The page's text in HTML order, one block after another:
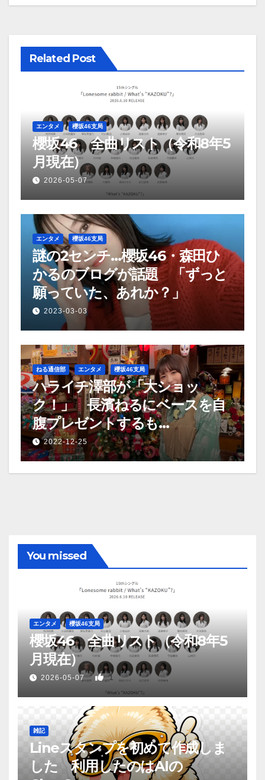
ー
シ
ン
Related Post
エンタメ 櫻坂46支局
櫻坂46 全曲リスト（令和8年5
月現在）
2026-05-07
エンタメ 櫻坂46支局
謎の2センチ…櫻坂46・森田ひ
かるのブログが話題 「ずっと
願っていた、あれか？」
2023-03-03
ねる通信部 エンタメ 櫻坂46支局
ハライチ澤部が「大ショッ
ク！」 長濱ねるにベースを自
腹プレゼントするも…
2022-12-25
You missed
エンタメ 櫻坂46支局
櫻坂46 全曲リスト（令和8年5
月現在）
2026-05-07 1
雑記
Lineスタンプを初めて作成しま
した 利用したのはAIの